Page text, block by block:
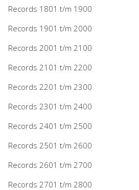
Records 1801 t/m 1900
Records 1901 t/m 2000
Records 2001 t/m 2100
Records 2101 t/m 2200
Records 2201 t/m 2300
Records 2301 t/m 2400
Records 2401 t/m 2500
Records 2501 t/m 2600
Records 2601 t/m 2700
Records 2701 t/m 2800